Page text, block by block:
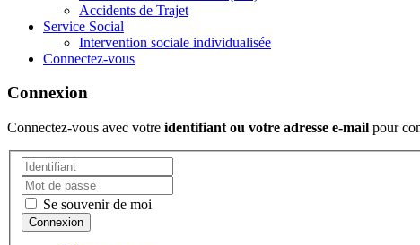
Accidents de Trajet
Service Social
Intervention sociale individualisée
Connectez-vous
Connexion
Connectez-vous avec votre identifiant ou votre adresse e-mail pour
Se souvenir de moi